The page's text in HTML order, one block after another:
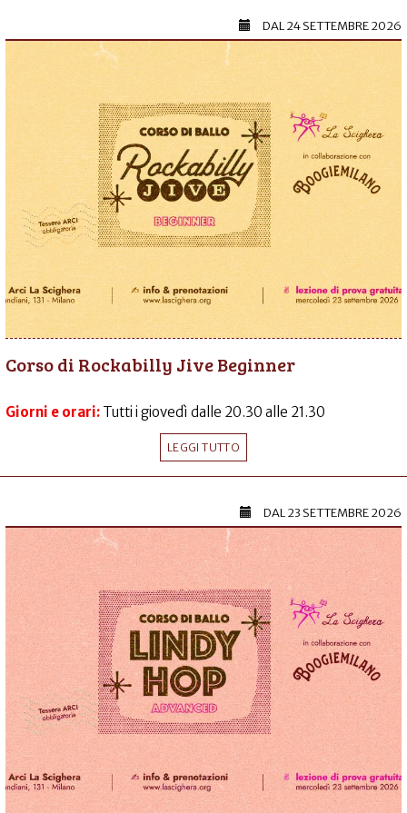
DAL24 SETTEMBRE 2026
Corso di Rockabilly Jive Beginner
Giorni e orari: Tutti i giovedì dalle 20.30 alle 21.30
LEGGI TUTTO
DAL23 SETTEMBRE 2026